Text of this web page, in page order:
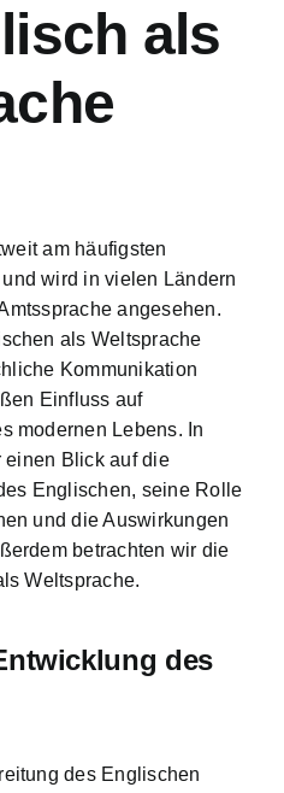
als
am häufigsten
wird in vielen Ländern
angesehen.
als Weltsprache
Kommunikation
Einfluss auf
modernen Lebens. In
einen Blick auf die
Englischen, seine Rolle
und die Auswirkungen
betrachten wir die
Weltsprache.
des
des Englischen